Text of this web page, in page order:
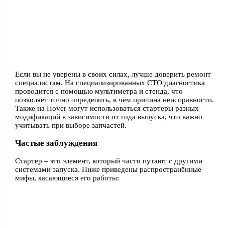
Если вы не уверены в своих силах, лучше доверить ремонт
специалистам. На специализированных СТО диагностика
проводится с помощью мультиметра и стенда, что
позволяет точно определить, в чём причина неисправности.
Также на Hover могут использоваться стартеры разных
модификаций в зависимости от года выпуска, что важно
учитывать при выборе запчастей.
Частые заблуждения
Стартер – это элемент, который часто путают с другими
системами запуска. Ниже приведены распространённые
мифы, касающиеся его работы: